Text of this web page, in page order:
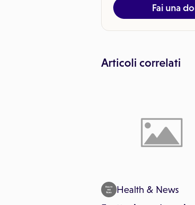
Fai una
Articoli correlati
Health & News